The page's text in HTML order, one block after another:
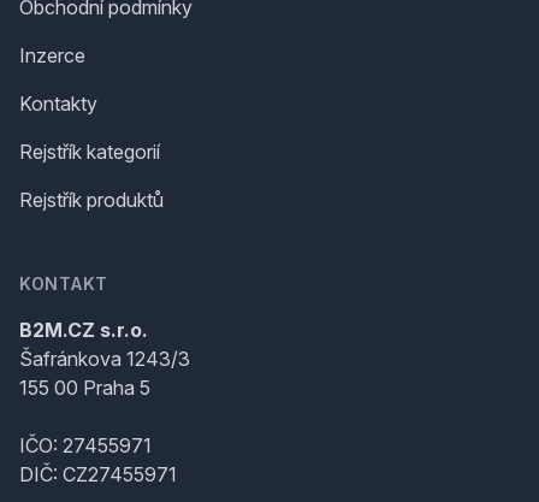
Obchodní podmínky
Inzerce
Kontakty
Rejstřík kategorií
Rejstřík produktů
KONTAKT
B2M.CZ s.r.o.
Šafránkova 1243/3
155 00 Praha 5
IČO: 27455971
DIČ: CZ27455971